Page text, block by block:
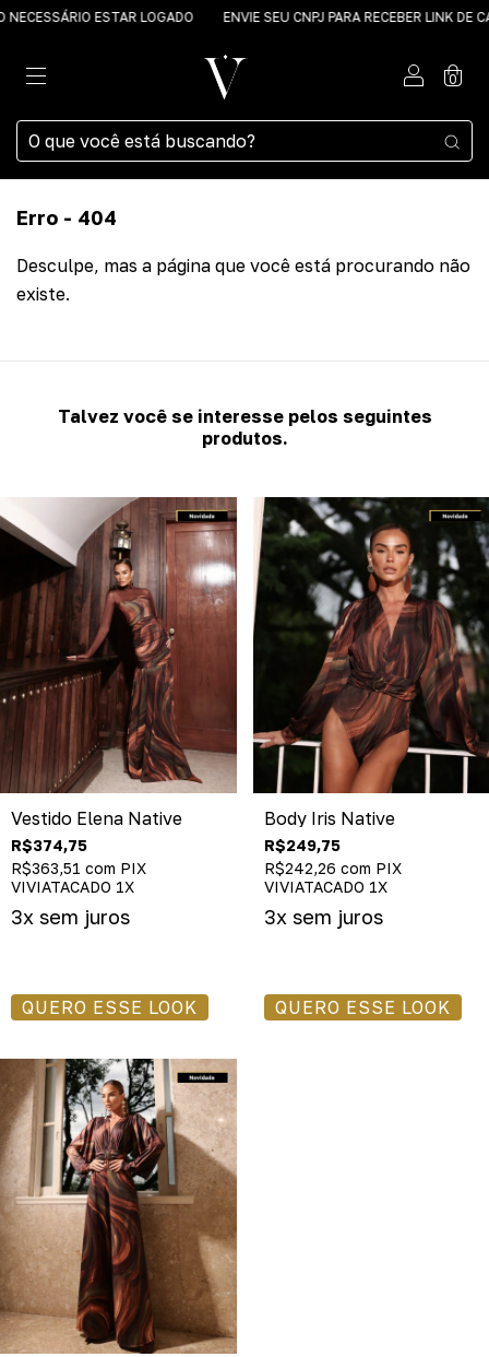
ESTAR LOGADO ENVIE SEU CNPJ PARA RECEBER LINK DE
0
Erro - 404
Desculpe, mas a página que você está procurando não
existe.
Talvez você se interesse pelos seguintes
produtos.
Vestido Elena Native
R$374,75
R$363,51 com PIX
VIVIATACADO 1X
QUERO ESSE LOOK
Body Iris Native
R$249,75
R$242,26 com PIX
VIVIATACADO 1X
QUERO ESSE LOOK